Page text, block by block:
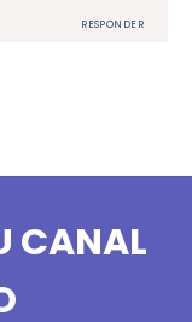
RESPONDER
CANAL